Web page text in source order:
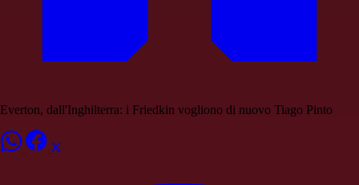
Everton, dall'Inghilterra: i Friedkin vogliono di nuovo Tiago Pinto